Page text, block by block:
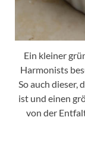
Ein kleiner
Harmonists
So auch dieser,
ist und einen
von der